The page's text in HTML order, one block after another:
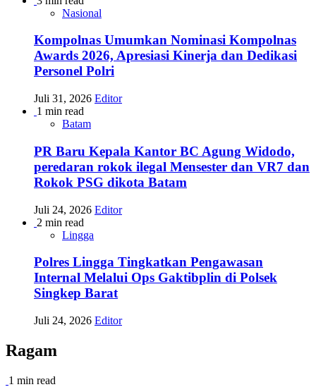
Nasional
Kompolnas Umumkan Nominasi Kompolnas
Awards 2026, Apresiasi Kinerja dan Dedikasi
Personel Polri
Juli 31, 2026 Editor
1 min read
Batam
PR Baru Kepala Kantor BC Agung Widodo,
peredaran rokok ilegal Mensester dan VR7 dan
Rokok PSG dikota Batam
Juli 24, 2026 Editor
2 min read
Lingga
Polres Lingga Tingkatkan Pengawasan
Internal Melalui Ops Gaktibplin di Polsek
Singkep Barat
Juli 24, 2026 Editor
Ragam
1 min read